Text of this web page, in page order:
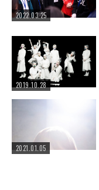
2022.03.25
2019.10.28
2021.01.05